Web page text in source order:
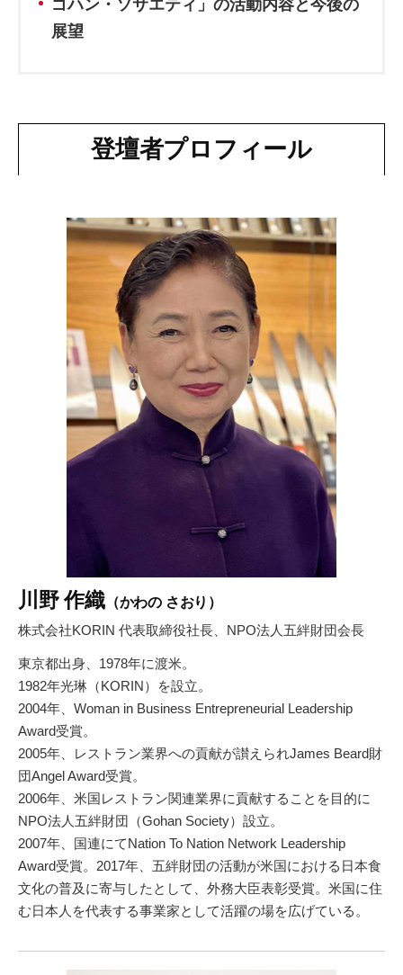
ゴハン・ソサエティ」の活動内容と今後の
展望
登壇者プロフィール
川野 作織（かわの さおり）
株式会社KORIN 代表取締役社長、NPO法人五絆財団会長
東京都出身、1978年に渡米。
1982年光琳（KORIN）を設立。
2004年、Woman in Business Entrepreneurial Leadership
Award受賞。
2005年、レストラン業界への貢献が讃えられJames Beard財
団Angel Award受賞。
2006年、米国レストラン関連業界に貢献することを目的に
NPO法人五絆財団（Gohan Society）設立。
2007年、国連にてNation To Nation Network Leadership
Award受賞。2017年、五絆財団の活動が米国における日本食
文化の普及に寄与したとして、外務大臣表彰受賞。米国に住
む日本人を代表する事業家として活躍の場を広げている。